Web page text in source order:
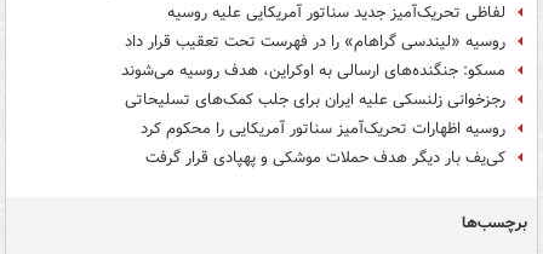
لفاظی تحریک‌آمیز جدید سناتور آمریکایی علیه روسیه
روسیه «لیندسی گراهام» را در فهرست تحت تعقیب قرار داد
مسکو: جنگنده‌های ارسالی به اوکراین، هدف روسیه می‌شوند
رجزخوانی زلنسکی علیه ایران برای جلب کمک‌های تسلیحاتی
روسیه اظهارات تحریک‌آمیز سناتور آمریکایی را محکوم کرد
کی‌یف بار دیگر هدف حملات موشکی و پهپادی قرار گرفت
برچسب‌ها